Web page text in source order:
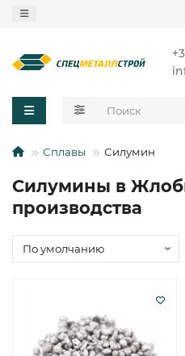
Сплавы Силумин
Силумины в
производства